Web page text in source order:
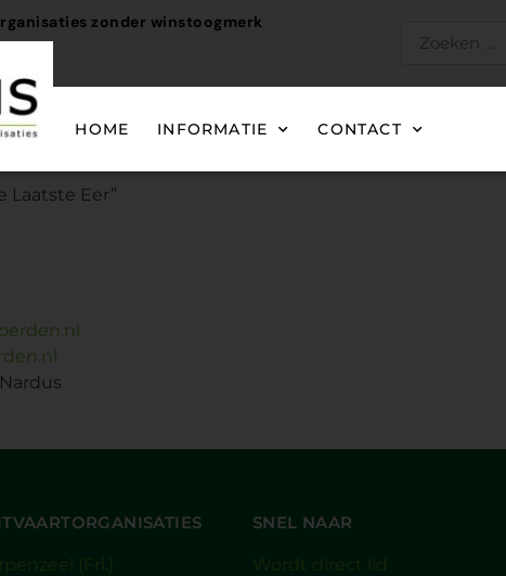
zonder winstoogmerk
HOME INFORMATIE CONTACT
Laatste Eer”
(Frl.)
SNEL NAAR
Wordt direct lid